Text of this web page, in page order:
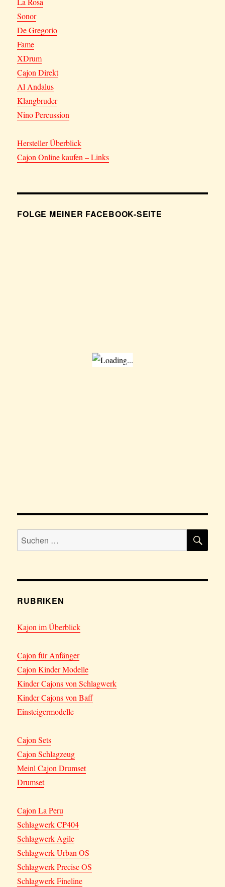
Sonor
De Gregorio
Fame
XDrum
Cajon Direkt
Al Andalus
Klangbruder
Nino Percussion
Hersteller Überblick
Cajon Online kaufen – Links
FOLGE MEINER FACEBOOK-SEITE
Suchen
nach:
RUBRIKEN
Kajon im Überblick
Cajon für Anfänger
Cajon Kinder Modelle
Kinder Cajons von Schlagwerk
Kinder Cajons von Baff
Einsteigermodelle
Cajon Sets
Cajon Schlagzeug
Meinl Cajon Drumset
Drumset
Cajon La Peru
Schlagwerk CP404
Schlagwerk Agile
Schlagwerk Urban OS
Schlagwerk Precise OS
Schlagwerk Fineline